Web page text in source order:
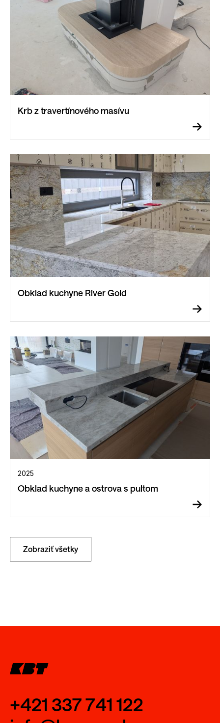
Krb z travertínového masívu
Obklad kuchyne River Gold
2025
Obklad kuchyne a ostrova s pultom
Zobraziť všetky
+421 337 741 122